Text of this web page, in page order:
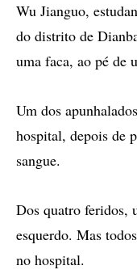
Wu Jianguo,
do distrito de
uma faca, ao pé de
Um dos
hospital, depois de
sangue.
Dos quatro feridos,
esquerdo. Mas
no hospital.